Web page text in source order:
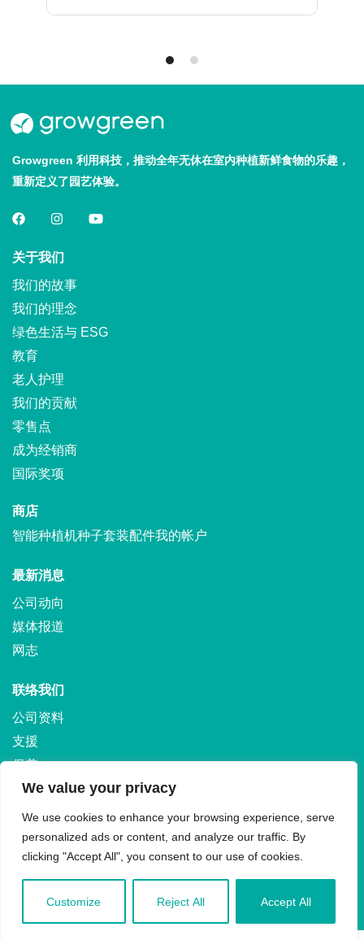
We value your privacy
We use cookies to enhance your browsing experience, serve
personalized ads or content, and analyze our traffic. By
clicking "Accept All", you consent to our use of cookies.
Customize Reject All Accept All
Growgreen 利用科技，推动全年无休在室内种植新鲜食物的乐趣，
重新定义了园艺体验。
关于我们
我们的故事
我们的理念
绿色生活与 ESG
教育
老人护理
我们的贡献
零售点
成为经销商
国际奖项
商店
智能种植机种子套装配件我的帐户
最新消息
公司动向
媒体报道
网志
联络我们
公司资料
支援
保养
运输和退货
trademarks of aspara LimitedPrivacy Policy Terms & Conditions